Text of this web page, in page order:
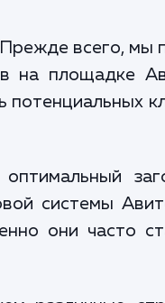
всего, мы
на площадке
потенциальных
системы
они часто